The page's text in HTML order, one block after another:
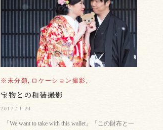
※未分類, ロケーション撮影,
宝物との和装撮影
2017.11.24
「We want to take with this wallet」「この財布と一